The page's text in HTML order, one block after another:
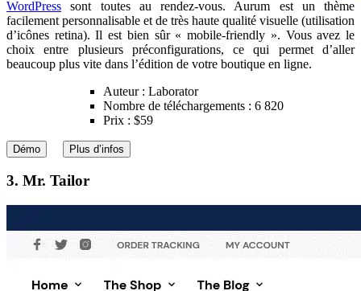
WordPress sont toutes au rendez-vous. Aurum est un thème
facilement personnalisable et de très haute qualité visuelle (utilisation
d’icônes retina). Il est bien sûr « mobile-friendly ». Vous avez le
choix entre plusieurs préconfigurations, ce qui permet d’aller
beaucoup plus vite dans l’édition de votre boutique en ligne.
Auteur : Laborator
Nombre de téléchargements : 6 820
Prix : $59
Démo Plus d’infos
3. Mr. Tailor